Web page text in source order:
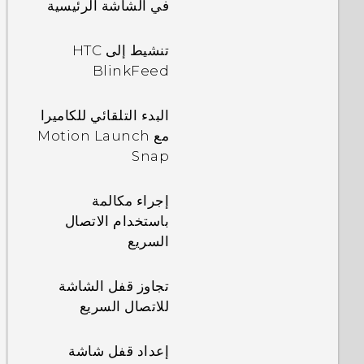
في الشاشة الرئيسية
تنشيط إلى HTC
BlinkFeed
البدء التلقائي للكاميرا
مع Motion Launch
Snap
إجراء مكالمة
باستخدام الاتصال
السريع
تجاوز قفل الشاشة
للاتصال السريع
إعداد قفل شاشة